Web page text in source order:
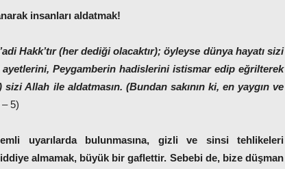
insanları aldatmak!
Hakk’tır (her dediği olacaktır); öyleyse dünya hayatı sizi
ayetlerini, Peygamberin hadislerini istismar edip eğrilterek
Allah ile aldatmasın. (Bundan sakının ki, en yaygın ve
– 5)
uyarılarda bulunmasına, gizli ve sinsi tehlikeleri
almamak, büyük bir gaflettir. Sebebi de, bize düşman